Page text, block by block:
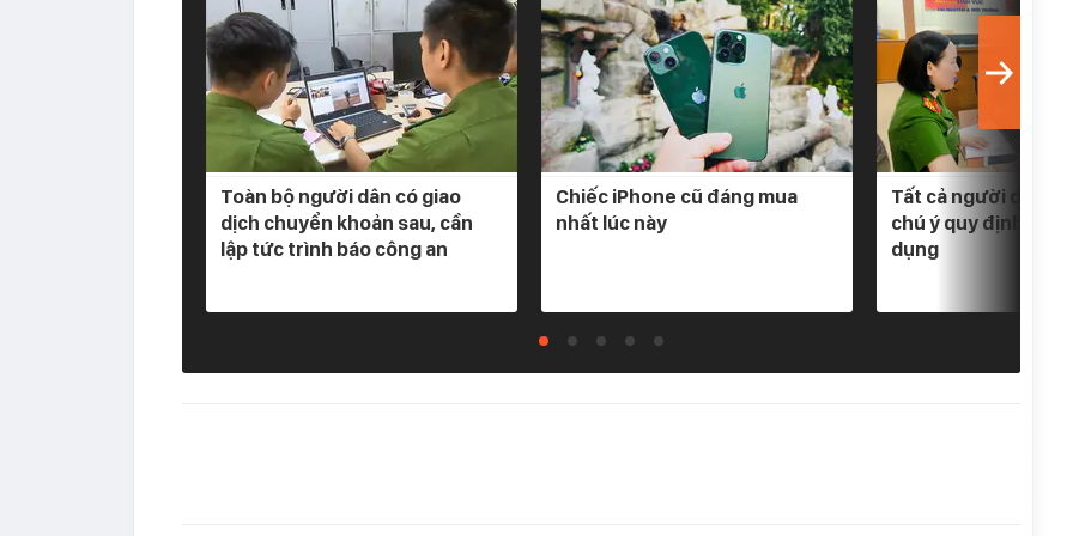
Toàn bộ người dân có giao
dịch chuyển khoản sau, cần
lập tức trình báo công an
Chiếc iPhone cũ đáng mua
nhất lúc này
Tất cả người dân có
chú ý quy định mới
dụng